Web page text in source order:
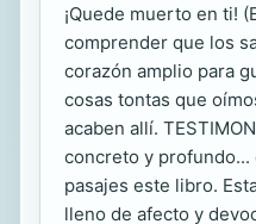
¡Quede muerto en ti!
comprender que los
corazón amplio para
cosas tontas que
acaben allí.
concreto y profundo...
pasajes este libro.
lleno de afecto y